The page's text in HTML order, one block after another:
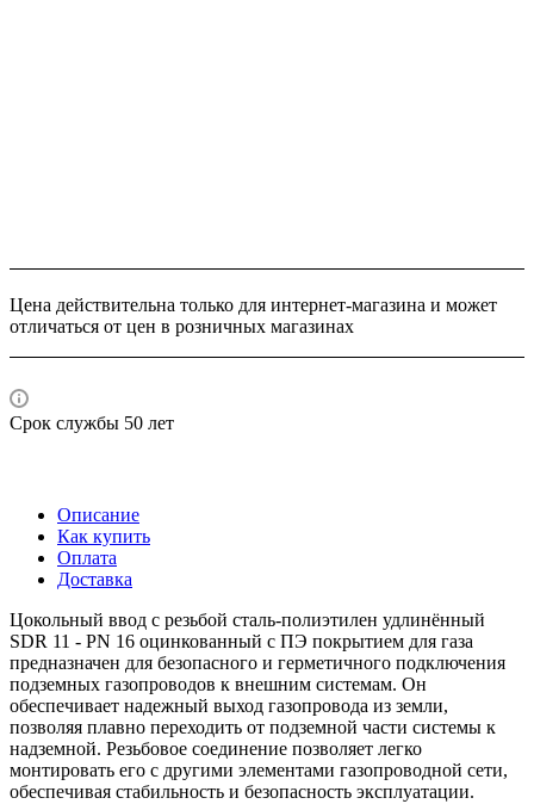
Цена действительна только для интернет-магазина и может
отличаться от цен в розничных магазинах
Срок службы 50 лет
Описание
Как купить
Оплата
Доставка
Цокольный ввод с резьбой сталь-полиэтилен удлинённый
SDR 11 - PN 16 оцинкованный с ПЭ покрытием для газа
предназначен для безопасного и герметичного подключения
подземных газопроводов к внешним системам. Он
обеспечивает надежный выход газопровода из земли,
позволяя плавно переходить от подземной части системы к
надземной. Резьбовое соединение позволяет легко
монтировать его с другими элементами газопроводной сети,
обеспечивая стабильность и безопасность эксплуатации.